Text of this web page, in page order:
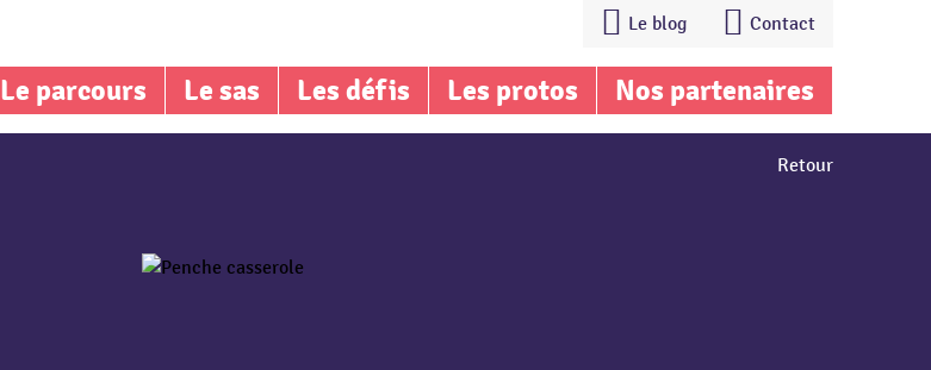
Le blog Contact
Le parcours Le sas Les défis Les protos Nos partenaires
Retour